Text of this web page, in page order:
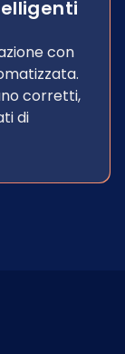
con
corretti,
di